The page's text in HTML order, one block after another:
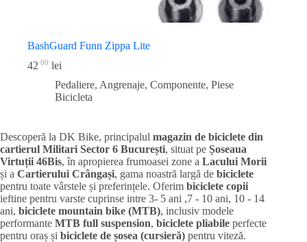
BashGuard Funn Zippa Lite
42 00 lei
Pedaliere, Angrenaje, Componente, Piese
Bicicleta
Descoperă la DK Bike, principalul magazin de biciclete din
cartierul Militari Sector 6 București, situat pe Șoseaua
Virtuții 46Bis, în apropierea frumoasei zone a Lacului Morii
și a Cartierului Crângași, gama noastră largă de biciclete
pentru toate vârstele și preferințele. Oferim biciclete copii
ieftine pentru varste cuprinse intre 3- 5 ani ,7 - 10 ani, 10 - 14
ani, biciclete mountain bike (MTB), inclusiv modele
performante MTB full suspension, biciclete pliabile perfecte
pentru oraș și biciclete de șosea (cursieră) pentru viteză.